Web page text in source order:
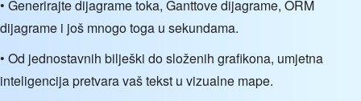
• Generirajte dijagrame toka, Ganttove dijagrame, ORM
dijagrame i još mnogo toga u sekundama.
• Od jednostavnih bilješki do složenih grafikona, umjetna
inteligencija pretvara vaš tekst u vizualne mape.